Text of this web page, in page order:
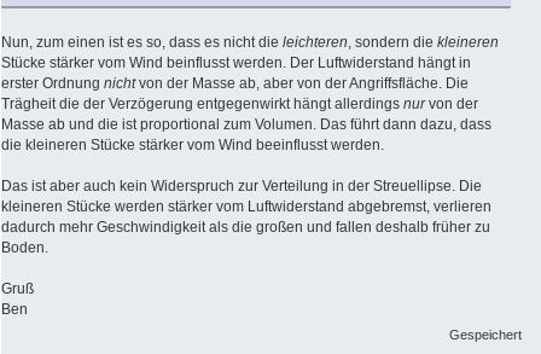
Nun, zum einen ist es so, dass es nicht die leichteren, sondern die kleineren
Stücke stärker vom Wind beinflusst werden. Der Luftwiderstand hängt in
erster Ordnung nichtvon der Masse ab, aber von der Angriffsfläche. Die
Trägheit die der Verzögerung entgegenwirkt hängt allerdings nurvon der
Masse ab und die ist proportional zum Volumen. Das führt dann dazu, dass
die kleineren Stücke stärker vom Wind beeinflusst werden.
Das ist aber auch kein Widerspruch zur Verteilung in der Streuellipse. Die
kleineren Stücke werden stärker vom Luftwiderstand abgebremst, verlieren
dadurch mehr Geschwindigkeit als die großen und fallen deshalb früher zu
Boden.
Gruß
Ben
Gespeichert